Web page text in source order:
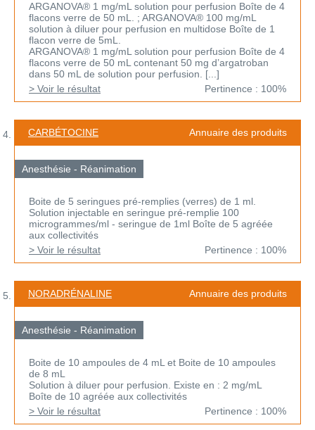
ARGANOVA® 1 mg/mL solution pour perfusion Boîte de 4
flacons verre de 50 mL. ; ARGANOVA® 100 mg/mL
solution à diluer pour perfusion en multidose Boîte de 1
flacon verre de 5mL.
ARGANOVA® 1 mg/mL solution pour perfusion Boîte de 4
flacons verre de 50 mL contenant 50 mg d’argatroban
dans 50 mL de solution pour perfusion. [...]
> Voir le résultat
Pertinence : 100%
CARBÉTOCINE Annuaire des produits
Anesthésie - Réanimation
Boite de 5 seringues pré-remplies (verres) de 1 ml.
Solution injectable en seringue pré-remplie 100
microgrammes/ml - seringue de 1ml Boîte de 5 agréée
aux collectivités
> Voir le résultat
Pertinence : 100%
NORADRÉNALINE Annuaire des produits
Anesthésie - Réanimation
Boite de 10 ampoules de 4 mL et Boite de 10 ampoules
de 8 mL
Solution à diluer pour perfusion. Existe en : 2 mg/mL
Boîte de 10 agréée aux collectivités
> Voir le résultat
Pertinence : 100%